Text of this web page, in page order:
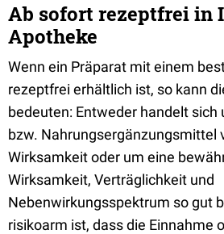
Ab sofort rezeptfrei in
Apotheke
Wenn ein Präparat mit einem
rezeptfrei erhältlich ist, so kann
bedeuten: Entweder handelt
bzw. Nahrungsergänzungsmittel
Wirksamkeit oder um eine
Wirksamkeit, Verträglichkeit und
Nebenwirkungsspektrum so gut
risikoarm ist, dass die Einnahme